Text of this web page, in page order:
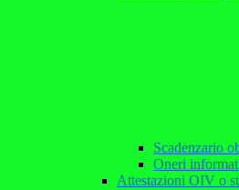
Scadenzario
Oneri
Attestazioni OIV o